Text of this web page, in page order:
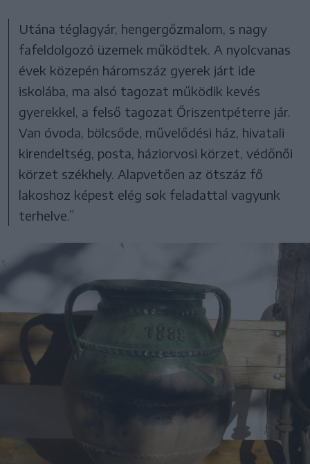
Utána téglagyár, hengergőzmalom, s nagy
fafeldolgozó üzemek működtek. A nyolcvanas
évek közepén háromszáz gyerek járt ide
iskolába, ma alsó tagozat működik kevés
gyerekkel, a felső tagozat Őriszentpéterre jár.
Van óvoda, bölcsőde, művelődési ház, hivatali
kirendeltség, posta, háziorvosi körzet, védőnői
körzet székhely. Alapvetően az ötszáz fő
lakoshoz képest elég sok feladattal vagyunk
terhelve.”